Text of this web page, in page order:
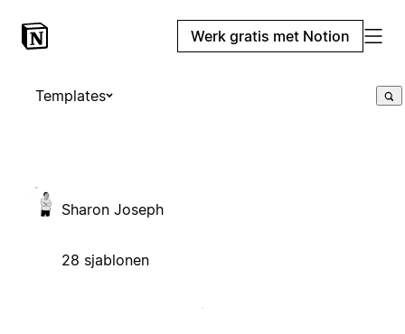
Werk gratis met Notion
Templates
Sharon Joseph
28 sjablonen